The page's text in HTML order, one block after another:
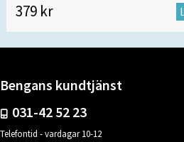
379 kr
Bengans kundtjänst
031-42 52 23
Telefontid - vardagar 10-12